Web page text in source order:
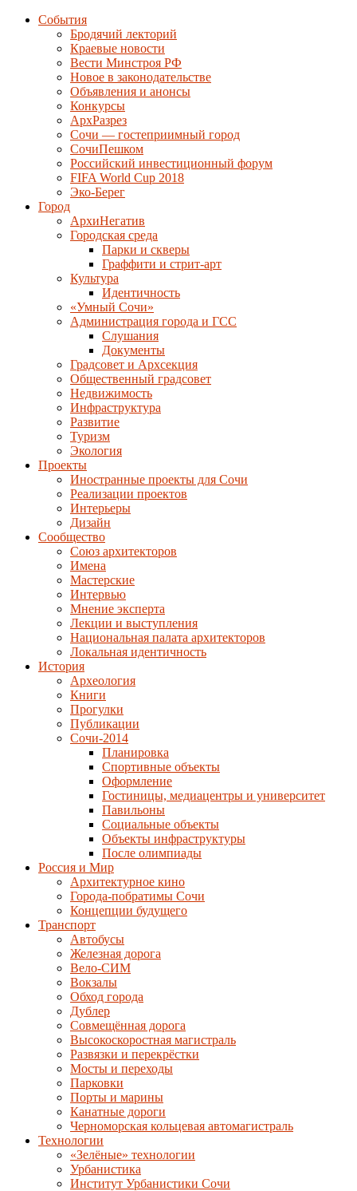
События
Бродячий лекторий
Краевые новости
Вести Минстроя РФ
Новое в законодательстве
Объявления и анонсы
Конкурсы
АрхРазрез
Сочи — гостеприимный город
СочиПешком
Российский инвестиционный форум
FIFA World Cup 2018
Эко-Берег
Город
АрхиНегатив
Городская среда
Парки и скверы
Граффити и стрит-арт
Культура
Идентичность
«Умный Сочи»
Администрация города и ГСС
Слушания
Документы
Градсовет и Архсекция
Общественный градсовет
Недвижимость
Инфраструктура
Развитие
Туризм
Экология
Проекты
Иностранные проекты для Сочи
Реализации проектов
Интерьеры
Дизайн
Сообщество
Союз архитекторов
Имена
Мастерские
Интервью
Мнение эксперта
Лекции и выступления
Национальная палата архитекторов
Локальная идентичность
История
Археология
Книги
Прогулки
Публикации
Сочи-2014
Планировка
Спортивные объекты
Оформление
Гостиницы, медиацентры и университет
Павильоны
Социальные объекты
Объекты инфраструктуры
После олимпиады
Россия и Мир
Архитектурное кино
Города-побратимы Сочи
Концепции будущего
Транспорт
Автобусы
Железная дорога
Вело-СИМ
Вокзалы
Обход города
Дублер
Совмещённая дорога
Высокоскоростная магистраль
Развязки и перекрёстки
Мосты и переходы
Парковки
Порты и марины
Канатные дороги
Черноморская кольцевая автомагистраль
Технологии
«Зелёные» технологии
Урбанистика
Институт Урбанистики Сочи